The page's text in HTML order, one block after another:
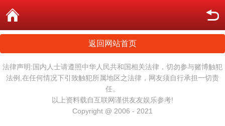
返回网站首页
法律声明:国内人士请遵照中华人民共和国相关法律，切勿参与赌博触犯
法例,在任何情况下引致触犯所属地区之法律，网友须自行承担一切责
任。
以上资料载自互联网谨供友友娱乐参考!
Copyright @ 2006 - 2021